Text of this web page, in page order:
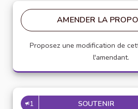
AMENDER LA
Proposez une modification de
l'amendant.
1 SOUTENIR